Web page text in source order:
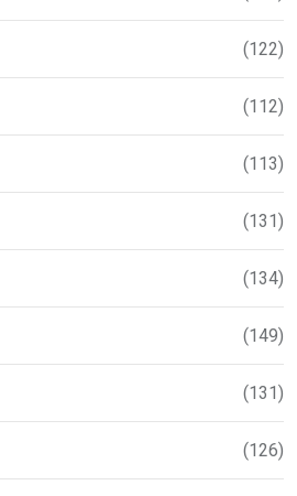
(122)
(112)
(113)
(131)
(134)
(149)
(131)
(126)